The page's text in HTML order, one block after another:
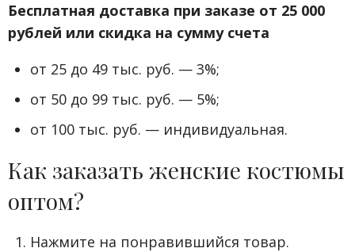
Бесплатная доставка при заказе от 25 000
рублей или скидка на сумму счета
от 25 до 49 тыс. руб. — 3%;
от 50 до 99 тыс. руб. — 5%;
от 100 тыс. руб. — индивидуальная.
Как заказать женские костюмы
оптом?
Нажмите на понравившийся товар.